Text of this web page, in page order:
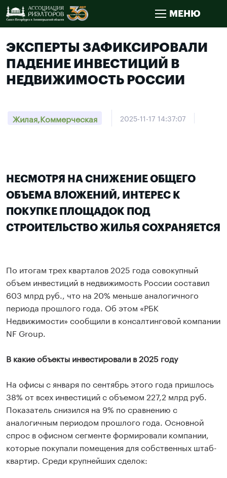
МЕНЮ
ЭКСПЕРТЫ ЗАФИКСИРОВАЛИ
ПАДЕНИЕ ИНВЕСТИЦИЙ В
НЕДВИЖИМОСТЬ РОССИИ
Жилая,Коммерческая 2025-11-17 14:37:07
НЕСМОТРЯ НА СНИЖЕНИЕ ОБЩЕГО
ОБЪЕМА ВЛОЖЕНИЙ, ИНТЕРЕС К
ПОКУПКЕ ПЛОЩАДОК ПОД
СТРОИТЕЛЬСТВО ЖИЛЬЯ СОХРАНЯЕТСЯ
По итогам трех кварталов 2025 года совокупный
объем инвестиций в недвижимость России составил
603 млрд руб., что на 20% меньше аналогичного
периода прошлого года. Об этом «РБК
Недвижимости» сообщили в консалтинговой компании
NF Group.
В какие объекты инвестировали в 2025 году
На офисы с января по сентябрь этого года пришлось
38% от всех инвестиций с объемом 227,2 млрд руб.
Показатель снизился на 9% по сравнению с
аналогичным периодом прошлого года. Основной
спрос в офисном сегменте формировали компании,
которые покупали помещения для собственных штаб-
квартир. Среди крупнейших сделок: